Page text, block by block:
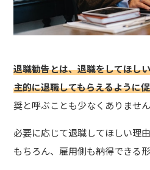
退職勧告とは、退職をしてほし
主的に退職してもらえるように
奨と呼ぶことも少なくありません
必要に応じて退職してほしい理
もちろん、雇用側も納得できる